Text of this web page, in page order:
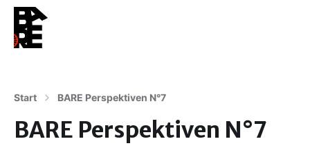
Start BARE Perspektiven N°7
BARE Perspektiven N°7